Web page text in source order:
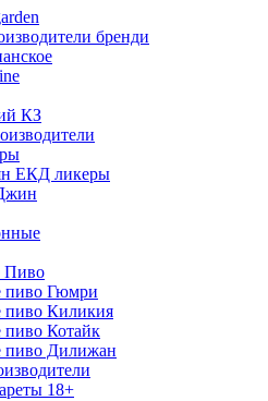
бренди
КЗ
ЕКД ликеры
Пиво
пиво Гюмри
пиво Киликия
пиво Котайк
пиво Дилижан
18+